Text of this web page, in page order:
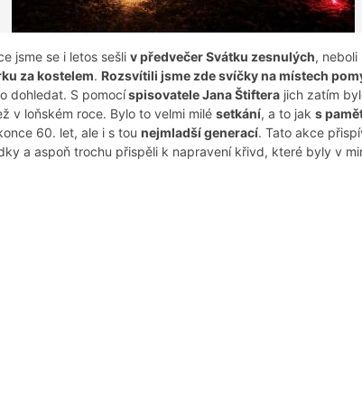
jsme se i letos sešli v předvečer Svátku zesnulých, neboli
za kostelem. Rozsvítili jsme zde svíčky na místech
dohledat. S pomocíspisovatele Jana Štiftera jich zatím
v loňském roce. Bylo to velmi milé setkání, a to jak s
60. let, ale i s tou nejmladší generací. Tato akce
a aspoň trochu přispěli k napravení křivd, které byly v